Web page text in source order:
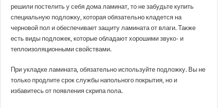
решили постелить у себя дома ламинат, то не забудьте купить
специальную подложку, которая обязательно кладется на
черновой пол и обеспечивает защиту ламината от влаги. Также
есть виды подложек, которые обладают хорошими звуко- и
теплоизоляционными свойствами.
При укладке ламината, обязательно используйте подложку. Вы не
только продлите срок службы напольного покрытия, но и
избавитесь от появления скрипа пола.